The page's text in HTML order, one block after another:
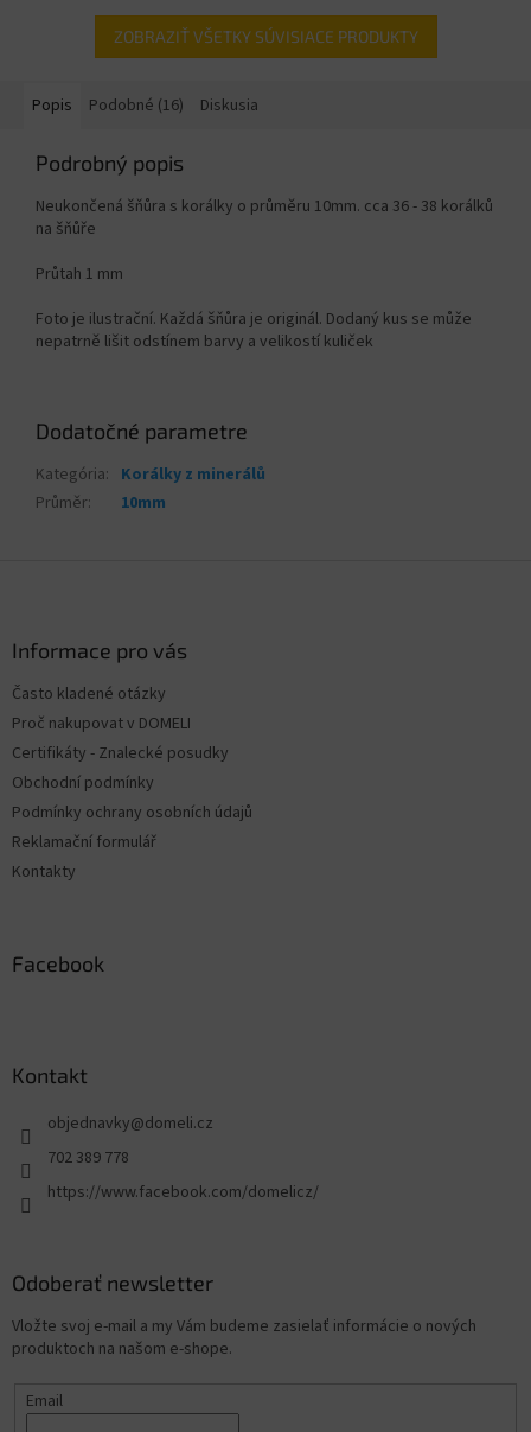
ZOBRAZIŤ VŠETKY SÚVISIACE PRODUKTY
Popis Podobné (16) Diskusia
Podrobný popis
Neukončená šňůra s korálky o průměru 10mm. cca 36 - 38 korálků
na šňůře
Průtah 1 mm
Foto je ilustrační. Každá šňůra je originál. Dodaný kus se může
nepatrně lišit odstínem barvy a velikostí kuliček
Dodatočné parametre
Kategória: Korálky z minerálů
Průměr: 10mm
Informace pro vás
Často kladené otázky
Proč nakupovat v DOMELI
Certifikáty - Znalecké posudky
Obchodní podmínky
Podmínky ochrany osobních údajů
Reklamační formulář
Kontakty
Facebook
Kontakt
objednavky@domeli.cz
702 389 778
https://www.facebook.com/domelicz/
Odoberať newsletter
Vložte svoj e-mail a my Vám budeme zasielať informácie o nových
produktoch na našom e-shope.
Email